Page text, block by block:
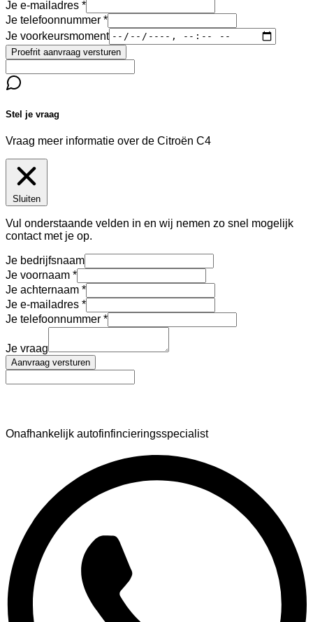
Je e-mailadres
Je telefoonnummer
Je voorkeursmoment
Proefrit aanvraag versturen
Stel je vraag
Vraag meer informatie over de Citroën C4
Sluiten
Vul onderstaande velden in en wij nemen zo snel mogelijk
contact met je op.
Je bedrijfsnaam
Je voornaam
Je achternaam
Je e-mailadres
Je telefoonnummer
Je vraag
Aanvraag versturen
Onafhankelijk autofinfincieringsspecialist